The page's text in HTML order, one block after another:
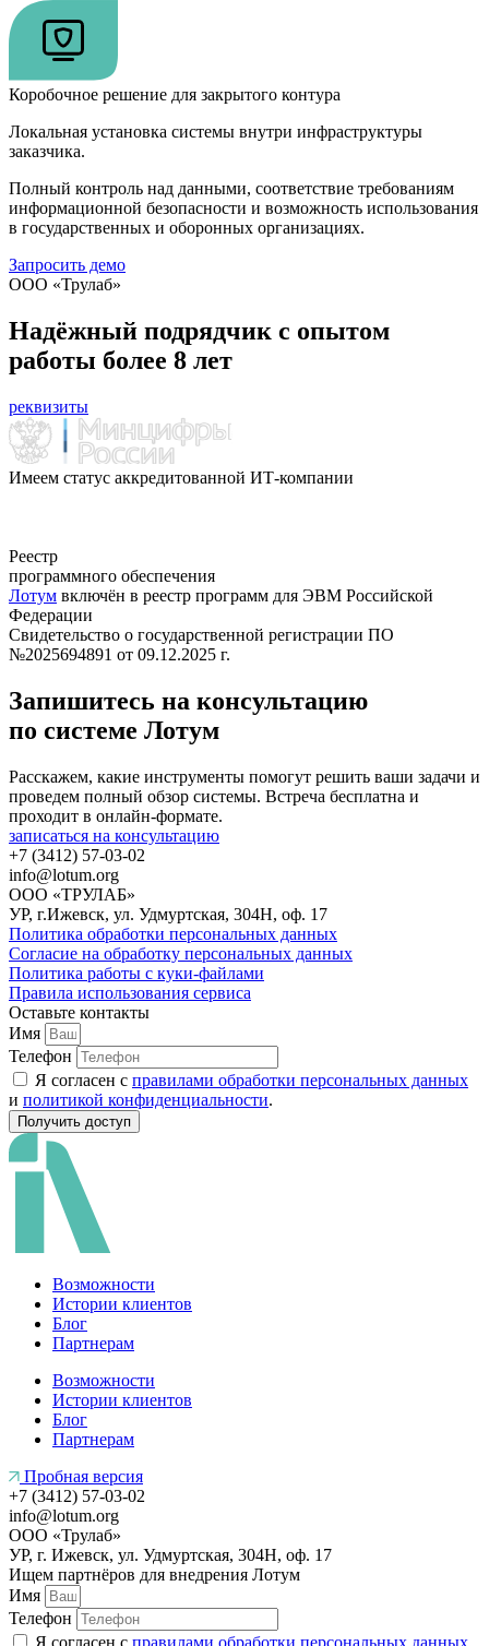
Коробочное решение для закрытого контура
Локальная установка системы внутри инфраструктуры
заказчика.
Полный контроль над данными, соответствие требованиям
информационной безопасности и возможность использования
в государственных и оборонных организациях.
Запросить демо
ООО «Трулаб»
Надёжный подрядчик с опытом
работы более 8 лет
реквизиты
Имеем статус аккредитованной ИТ-компании
Реестр
программного обеспечения
Лотум включён в реестр программ для ЭВМ Российской
Федерации
Свидетельство о государственной регистрации ПО
№2025694891 от 09.12.2025 г.
Запишитесь на консультацию
по системе Лотум
Расскажем, какие инструменты помогут решить ваши задачи и
проведем полный обзор системы. Встреча бесплатна и
проходит в онлайн-формате.
записаться на консультацию
+7 (3412) 57-03-02
info@lotum.org
ООО «ТРУЛАБ»
УР, г.Ижевск, ул. Удмуртская, 304Н, оф. 17
Политика обработки персональных данных
Согласие на обработку персональных данных
Политика работы с куки-файлами
Правила использования сервиса
Оставьте контакты
Имя
Телефон
Я согласен с правилами обработки персональных данных
и политикой конфиденциальности.
Получить доступ
Возможности
Истории клиентов
Блог
Партнерам
Возможности
Истории клиентов
Блог
Партнерам
Пробная версия
+7 (3412) 57-03-02
info@lotum.org
ООО «Трулаб»
УР, г. Ижевск, ул. Удмуртская, 304Н, оф. 17
Ищем партнёров для внедрения Лотум
Имя
Телефон